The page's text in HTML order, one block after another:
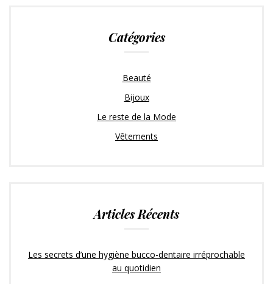
Catégories
Beauté
Bijoux
Le reste de la Mode
Vêtements
Articles Récents
Les secrets d’une hygiène bucco-dentaire irréprochable
au quotidien